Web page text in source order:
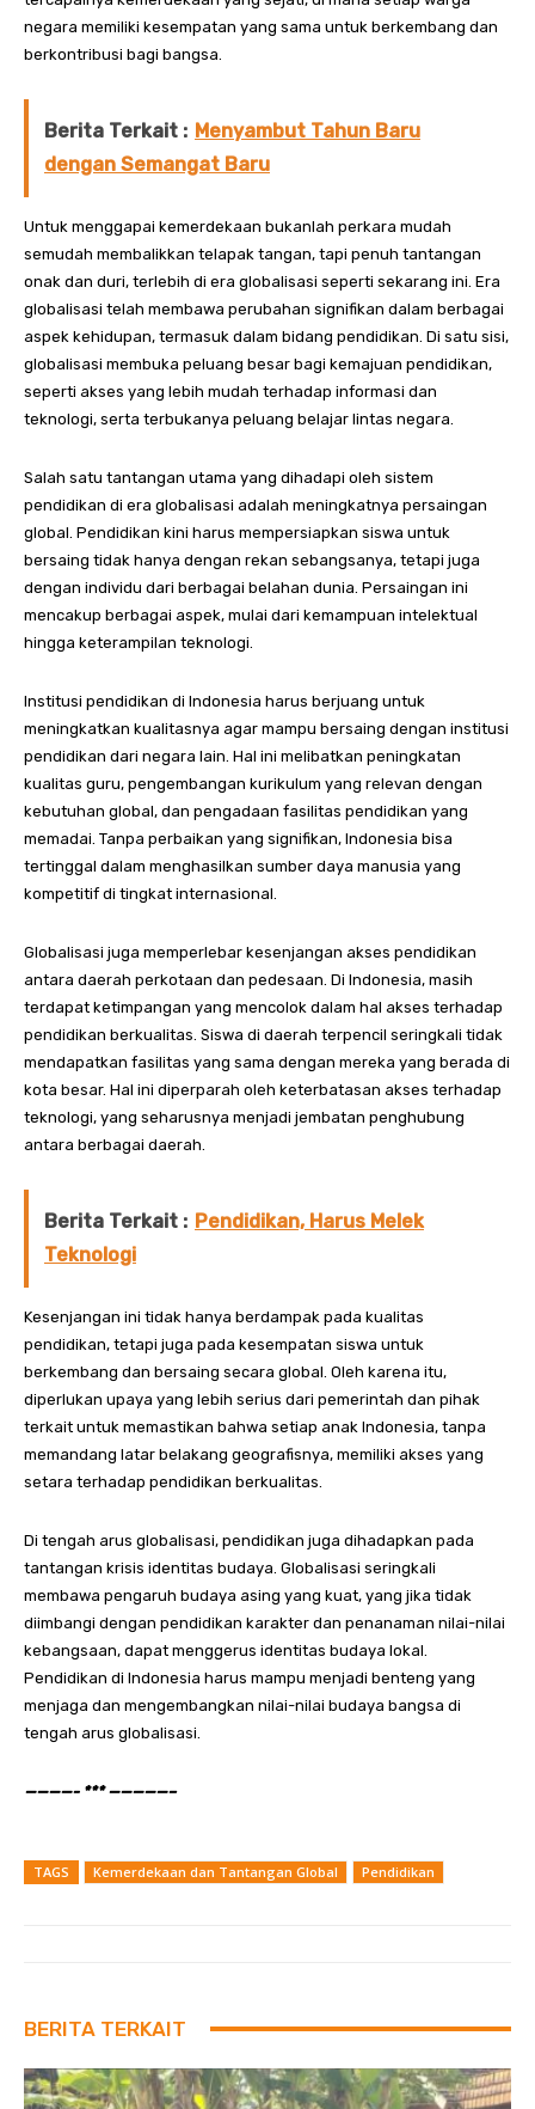
negara memiliki kesempatan yang sama untuk berkembang dan
berkontribusi bagi bangsa.
Berita Terkait : Menyambut Tahun Baru
dengan Semangat Baru
Untuk menggapai kemerdekaan bukanlah perkara mudah
semudah membalikkan telapak tangan, tapi penuh tantangan
onak dan duri, terlebih di era globalisasi seperti sekarang ini. Era
globalisasi telah membawa perubahan signifikan dalam berbagai
aspek kehidupan, termasuk dalam bidang pendidikan. Di satu sisi,
globalisasi membuka peluang besar bagi kemajuan pendidikan,
seperti akses yang lebih mudah terhadap informasi dan
teknologi, serta terbukanya peluang belajar lintas negara.
Salah satu tantangan utama yang dihadapi oleh sistem
pendidikan di era globalisasi adalah meningkatnya persaingan
global. Pendidikan kini harus mempersiapkan siswa untuk
bersaing tidak hanya dengan rekan sebangsanya, tetapi juga
dengan individu dari berbagai belahan dunia. Persaingan ini
mencakup berbagai aspek, mulai dari kemampuan intelektual
hingga keterampilan teknologi.
Institusi pendidikan di Indonesia harus berjuang untuk
meningkatkan kualitasnya agar mampu bersaing dengan institusi
pendidikan dari negara lain. Hal ini melibatkan peningkatan
kualitas guru, pengembangan kurikulum yang relevan dengan
kebutuhan global, dan pengadaan fasilitas pendidikan yang
memadai. Tanpa perbaikan yang signifikan, Indonesia bisa
tertinggal dalam menghasilkan sumber daya manusia yang
kompetitif di tingkat internasional.
Globalisasi juga memperlebar kesenjangan akses pendidikan
antara daerah perkotaan dan pedesaan. Di Indonesia, masih
terdapat ketimpangan yang mencolok dalam hal akses terhadap
pendidikan berkualitas. Siswa di daerah terpencil seringkali tidak
mendapatkan fasilitas yang sama dengan mereka yang berada di
kota besar. Hal ini diperparah oleh keterbatasan akses terhadap
teknologi, yang seharusnya menjadi jembatan penghubung
antara berbagai daerah.
Berita Terkait : Pendidikan, Harus Melek
Teknologi
Kesenjangan ini tidak hanya berdampak pada kualitas
pendidikan, tetapi juga pada kesempatan siswa untuk
berkembang dan bersaing secara global. Oleh karena itu,
diperlukan upaya yang lebih serius dari pemerintah dan pihak
terkait untuk memastikan bahwa setiap anak Indonesia, tanpa
memandang latar belakang geografisnya, memiliki akses yang
setara terhadap pendidikan berkualitas.
Di tengah arus globalisasi, pendidikan juga dihadapkan pada
tantangan krisis identitas budaya. Globalisasi seringkali
membawa pengaruh budaya asing yang kuat, yang jika tidak
diimbangi dengan pendidikan karakter dan penanaman nilai-nilai
kebangsaan, dapat menggerus identitas budaya lokal.
Pendidikan di Indonesia harus mampu menjadi benteng yang
menjaga dan mengembangkan nilai-nilai budaya bangsa di
tengah arus globalisasi.
————- *** —————–
TAGS Kemerdekaan dan Tantangan Global Pendidikan
BERITA TERKAIT